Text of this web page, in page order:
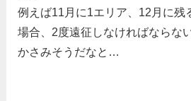
例えば11月に1エリア、12月に残
場合、2度遠征しなければならな
かさみそうだなと…